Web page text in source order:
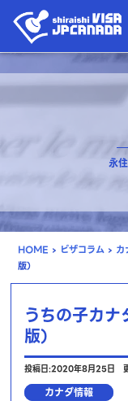
永
HOME › ビザコラム › カ
版）
うちの子カ
版）
投稿日:2020年8月25日
カナダ情報